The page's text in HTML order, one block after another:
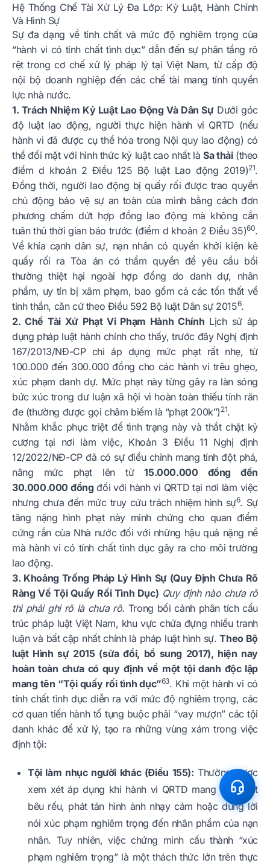
Hệ Thống Chế Tài Xử Lý Đa Lớp: Kỷ Luật, Hành Chính
Và Hình Sự
Sự đa dạng về tính chất và mức độ nghiêm trọng của
“hành vi có tính chất tình dục” dẫn đến sự phân tầng rõ
rệt trong cơ chế xử lý pháp lý tại Việt Nam, từ cấp độ
nội bộ doanh nghiệp đến các chế tài mang tính quyền
lực nhà nước.
1. Trách Nhiệm Kỷ Luật Lao Động Và Dân SựDưới góc
độ luật lao động, người thực hiện hành vi QRTD (nếu
hành vi đã được cụ thể hóa trong Nội quy lao động) có
thể đối mặt với hình thức kỷ luật cao nhất làSa thải(theo
điểm d khoản 2 Điều 125 Bộ luật Lao động 2019)21.
Đồng thời, người lao động bị quấy rối được trao quyền
chủ động bảo vệ sự an toàn của mình bằng cách đơn
phương chấm dứt hợp đồng lao động mà không cần
tuân thủ thời gian báo trước (điểm d khoản 2 Điều 35)60.
Về khía cạnh dân sự, nạn nhân có quyền khởi kiện kẻ
quấy rối ra Tòa án có thẩm quyền để yêu cầu bồi
thường thiệt hại ngoài hợp đồng do danh dự, nhân
phẩm, uy tín bị xâm phạm, bao gồm cả các tổn thất về
tinh thần, căn cứ theo Điều 592 Bộ luật Dân sự 20156.
2. Chế Tài Xử Phạt Vi Phạm Hành Chính Lịch sử áp
dụng pháp luật hành chính cho thấy, trước đây Nghị định
167/2013/NĐ-CP chỉ áp dụng mức phạt rất nhẹ, từ
100.000 đến 300.000 đồng cho các hành vi trêu ghẹo,
xúc phạm danh dự. Mức phạt này từng gây ra làn sóng
bức xúc trong dư luận xã hội vì hoàn toàn thiếu tính răn
đe (thường được gọi châm biếm là “phạt 200k”) 21.
Nhằm khắc phục triệt để tình trạng này và thắt chặt kỷ
cương tại nơi làm việc, Khoản 3 Điều 11 Nghị định
12/2022/NĐ-CP đã có sự điều chỉnh mang tính đột phá,
nâng mức phạt lên từ15.000.000 đồng đến
30.000.000 đồng đối với hành vi QRTD tại nơi làm việc
nhưng chưa đến mức truy cứu trách nhiệm hình sự6. Sự
tăng nặng hình phạt này minh chứng cho quan điểm
cứng rắn của Nhà nước đối với những hậu quả nặng nề
mà hành vi có tính chất tình dục gây ra cho môi trường
lao động.
3. Khoảng Trống Pháp Lý Hình Sự (Quy Định Chưa Rõ
Ràng Về Tội Quấy Rối Tình Dục) Quy định nào chưa rõ
thì phải ghi rõ là chưa rõ. Trong bối cảnh phân tích cấu
trúc pháp luật Việt Nam, khu vực chứa đựng nhiều tranh
luận và bất cập nhất chính là pháp luật hình sự.Theo Bộ
luật Hình sự 2015 (sửa đổi, bổ sung 2017), hiện nay
hoàn toàn chưa có quy định về một tội danh độc lập
mang tên “Tội quấy rối tình dục”63. Khi một hành vi có
tính chất tình dục diễn ra với mức độ nghiêm trọng, các
cơ quan tiến hành tố tụng buộc phải “vay mượn” các tội
danh khác để xử lý, tạo ra những vùng xám trong việc
định tội:
Tội làm nhục người khác (Điều 155): Thường được
xem xét áp dụng khi hành vi QRTD mang tính chất
bêu rếu, phát tán hình ảnh nhạy cảm hoặc dùng lời
nói xúc phạm nghiêm trọng đến nhân phẩm của nạn
nhân. Tuy nhiên, việc chứng minh cấu thành “xúc
phạm nghiêm trọng” là một thách thức lớn trên thực